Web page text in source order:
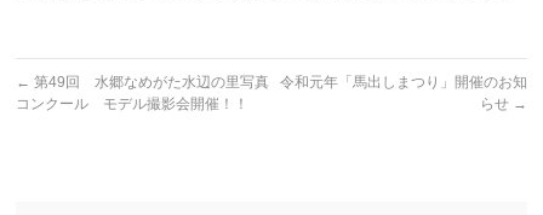
← 第49回 水郷なめがた水辺の里写真
コンクール モデル撮影会開催！！
令和元年「馬出しまつり」開催のお知
らせ →